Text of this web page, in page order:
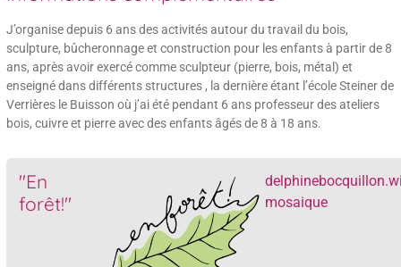
"En
forêt!"
mosaique
J’organise depuis 6 ans des activités autour du travail du bois,
sculpture, bûcheronnage et construction pour les enfants à partir de 8
ans, après avoir exercé comme sculpteur (pierre, bois, métal) et
enseigné dans différents structures , la dernière étant l’école Steiner de
Verrières le Buisson où j’ai été pendant 6 ans professeur des ateliers
bois, cuivre et pierre avec des enfants âgés de 8 à 18 ans.